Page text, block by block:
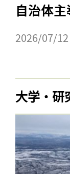
自治体
2026/07/12
大学・研